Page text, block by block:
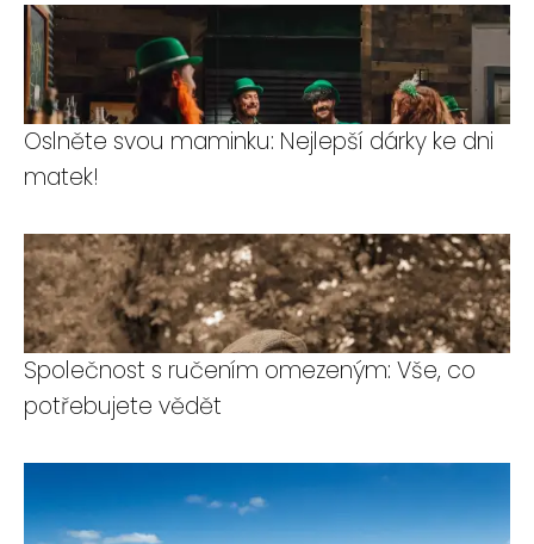
Oslněte svou maminku: Nejlepší dárky ke dni
matek!
Společnost s ručením omezeným: Vše, co
potřebujete vědět